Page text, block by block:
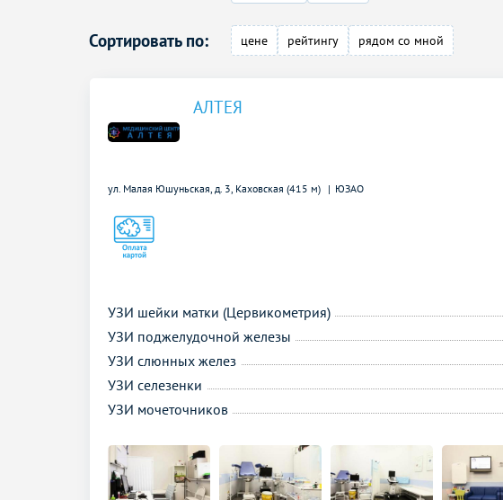
Сортировать по: цене рейтингу рядом со мной
АЛТЕЯ
ул. Малая Юшуньская, д. 3, Каховская (415 м) ЮЗАО
УЗИ шейки матки (Цервикометрия)
УЗИ поджелудочной железы
УЗИ слюнных желез
УЗИ селезенки
УЗИ мочеточников